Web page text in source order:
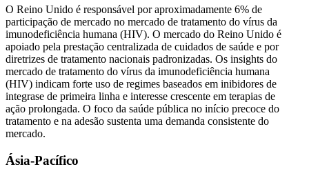
O Reino Unido é responsável por aproximadamente 6% de
participação de mercado no mercado de tratamento do vírus da
imunodeficiência humana (HIV). O mercado do Reino Unido é
apoiado pela prestação centralizada de cuidados de saúde e por
diretrizes de tratamento nacionais padronizadas. Os insights do
mercado de tratamento do vírus da imunodeficiência humana
(HIV) indicam forte uso de regimes baseados em inibidores de
integrase de primeira linha e interesse crescente em terapias de
ação prolongada. O foco da saúde pública no início precoce do
tratamento e na adesão sustenta uma demanda consistente do
mercado.
Ásia-Pacífico